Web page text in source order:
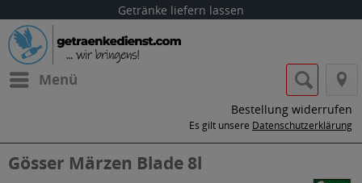
Getränke liefern lassen
Menü
Bestellung widerrufen
Es gilt unsere Datenschutzerklärung
Gösser Märzen Blade 8l